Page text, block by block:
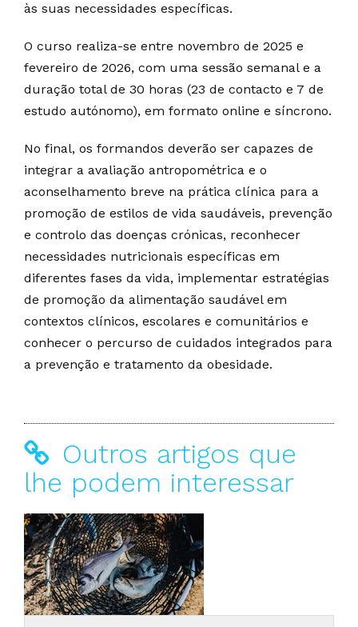
às suas necessidades específicas.
O curso realiza-se entre novembro de 2025 e
fevereiro de 2026, com uma sessão semanal e a
duração total de 30 horas (23 de contacto e 7 de
estudo autónomo), em formato online e síncrono.
No final, os formandos deverão ser capazes de
integrar a avaliação antropométrica e o
aconselhamento breve na prática clínica para a
promoção de estilos de vida saudáveis, prevenção
e controlo das doenças crónicas, reconhecer
necessidades nutricionais específicas em
diferentes fases da vida, implementar estratégias
de promoção da alimentação saudável em
contextos clínicos, escolares e comunitários e
conhecer o percurso de cuidados integrados para
a prevenção e tratamento da obesidade.
Outros artigos que
lhe podem interessar